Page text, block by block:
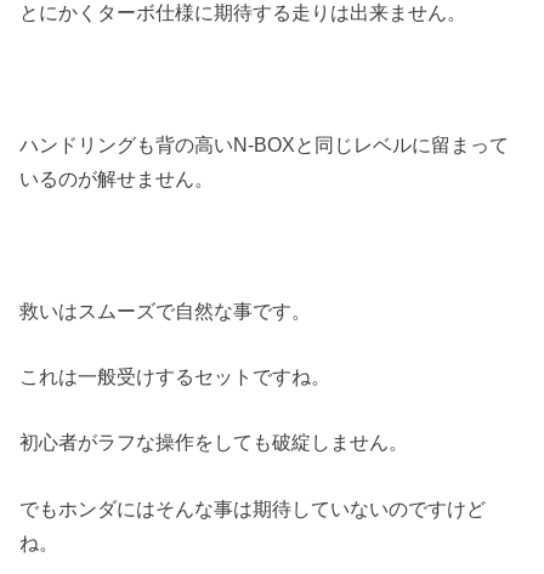
とにかくターボ仕様に期待する走りは出来ません。
ハンドリングも背の高いN-BOXと同じレベルに留まって
いるのが解せません。
救いはスムーズで自然な事です。
これは一般受けするセットですね。
初心者がラフな操作をしても破綻しません。
でもホンダにはそんな事は期待していないのですけど
ね。